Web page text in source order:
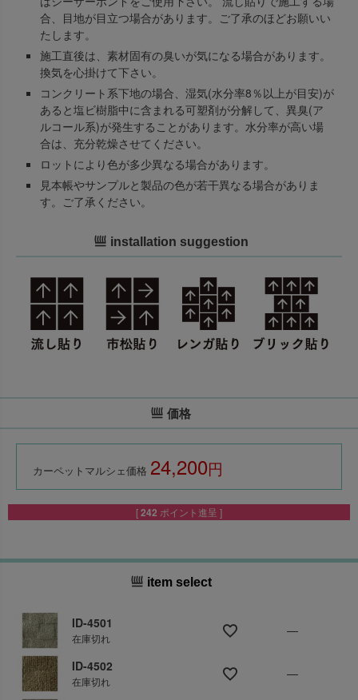
合、目地が目立つ場合があります。ご了承のほどお願いい
たします。
施工直後は、素材固有の臭いが気になる場合があります。
換気を心掛けて下さい。
コンクリート系下地の場合、湿気(水分率8％以上が目安)が
あると塩ビ樹脂中に含まれる可塑剤が分解して、異臭(ア
ルコール系)が発生することがあります。水分率が高い場
合は、充分乾燥させてください。
ロットにより色が多少異なる場合があります。
見本帳やサンプルと製品の色が若干異なる場合がありま
す。ご了承ください。
installation suggestion
価格
カーペットマルシェ価格 24,200
[242 ポイント進呈 ]
item select
ID-4501
在庫切れ
—
ID-4502
在庫切れ
—